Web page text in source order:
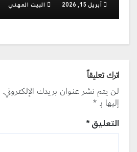
أبريل 15, 2026 البيت المهني
اترك تعليقاً
لن يتم نشر عنوان بريدك الإلكتروني.
إليها بـ *
التعليق*